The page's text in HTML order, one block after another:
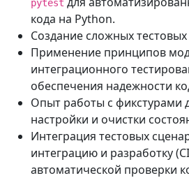
pytest
кода на Python.
Создание сложных
Применение принципов
интеграционного
обеспечения надежности
Опыт работы с фикстурами
настройки и очистки
Интеграция тестовых
интеграцию и разработку
автоматической проверки